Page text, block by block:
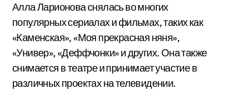
Алла Ларионова снялась во многих
популярных сериалах и фильмах, таких как
«Каменская», «Моя прекрасная няня»,
«Универ», «Деффчонки» и других. Она также
снимается в театре и принимает участие в
различных проектах на телевидении.